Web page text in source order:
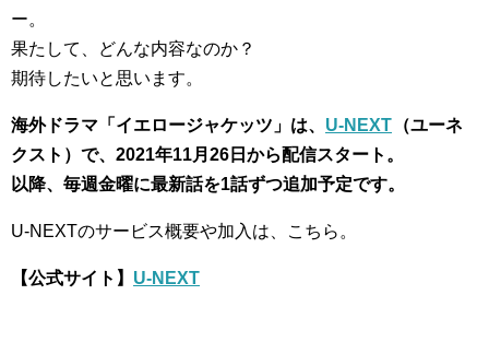
ー。
果たして、どんな内容なのか？
期待したいと思います。
海外ドラマ「イエロージャケッツ」は、 U-NEXT （ユーネ
クスト）で、2021年11月26日から配信スタート。
以降、毎週金曜に最新話を1話ずつ追加予定です。
U-NEXTのサービス概要や加入は、こちら。
【公式サイト】 U-NEXT